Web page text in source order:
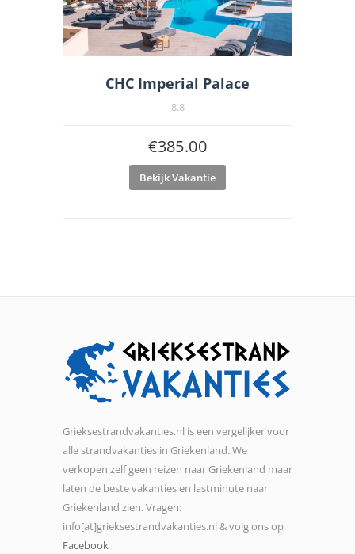
CHC Imperial Palace
8.8
€385.00
Bekijk Vakantie
Grieksestrandvakanties.nl is een vergelijker voor
alle strandvakanties in Griekenland. We
verkopen zelf geen reizen naar Griekenland maar
laten de beste vakanties en lastminute naar
Griekenland zien. Vragen:
info[at]grieksestrandvakanties.nl & volg ons op
Facebook